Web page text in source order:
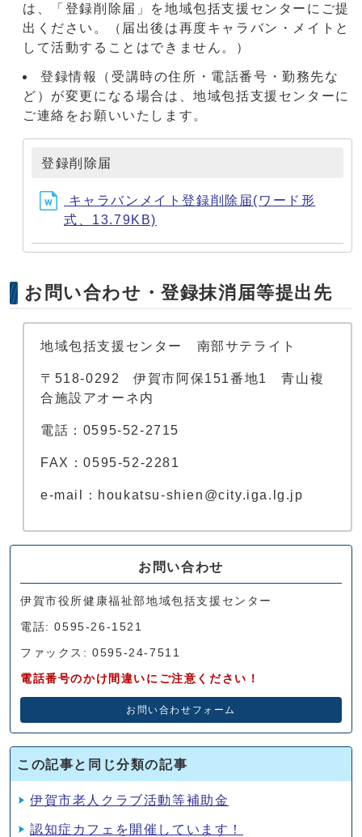
は、「登録削除届」を地域包括支援センターにご提
出ください。（届出後は再度キャラバン・メイトと
して活動することはできません。）
登録情報（受講時の住所・電話番号・勤務先な
ど）が変更になる場合は、地域包括支援センターに
ご連絡をお願いいたします。
登録削除届
キャラバンメイト登録削除届(ワード形
式、13.79KB)
お問い合わせ・登録抹消届等提出先
地域包括支援センター 南部サテライト
〒518-0292 伊賀市阿保151番地1 青山複
合施設アオーネ内
電話：0595-52-2715
FAX：0595-52-2281
e-mail：houkatsu-shien@city.iga.lg.jp
お問い合わせ
伊賀市役所健康福祉部地域包括支援センター
電話: 0595-26-1521
ファックス: 0595-24-7511
電話番号のかけ間違いにご注意ください！
お問い合わせフォーム
この記事と同じ分類の記事
伊賀市老人クラブ活動等補助金
認知症カフェを開催しています！